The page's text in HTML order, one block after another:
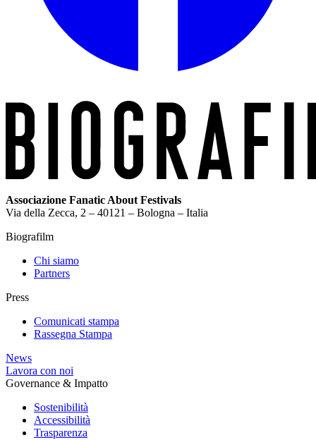
Associazione Fanatic About Festivals
Via della Zecca, 2 – 40121 – Bologna – Italia
Biografilm
Chi siamo
Partners
Press
Comunicati stampa
Rassegna Stampa
News
Lavora con noi
Governance & Impatto
Sostenibilità
Accessibilità
Trasparenza